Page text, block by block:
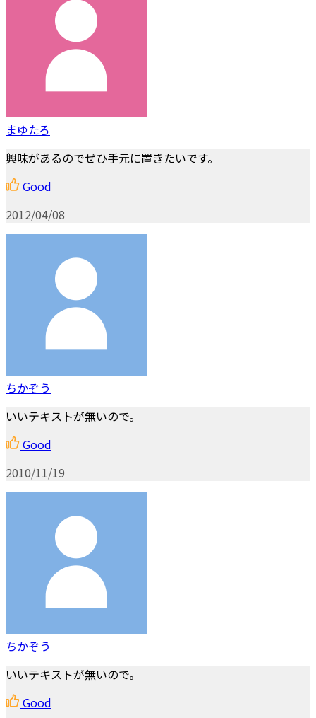
まゆたろ
興味があるのでぜひ手元に置きたいです。
Good
2012/04/08
ちかぞう
いいテキストが無いので。
Good
2010/11/19
ちかぞう
いいテキストが無いので。
Good